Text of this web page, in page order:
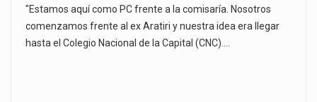
"Estamos aquí como PC frente a la comisaría. Nosotros
comenzamos frente al ex Aratiri y nuestra idea era llegar
hasta el Colegio Nacional de la Capital (CNC).…